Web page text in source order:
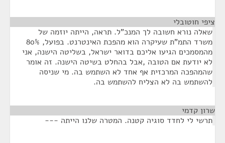
ציפי חוטובלי
שאלה נורא חשובה לך המנכ"ל. תראה, הייתה יוזמה של
משרד התמ"ת שעיקרה הוא מהפכת האינטרנט. בפועל, 80%
מהמסמכים הגיעו אליכם בדואר ישראל, בשליטה הישנה, אני
לא יודעת אם הטובה ,אבל בהחלט בשיטה הישנה. זה אומר
שהמהפכה המרכזית אף אחד לא השתמש בה. מי שניסה
להשתמש בה לא הצליח להשתמש בה.
שרון קדמי
תרשי לי לחדד סוגיה קטנה. המטרה שלנו הייתה ---